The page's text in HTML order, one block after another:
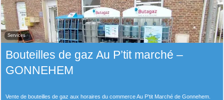
Services
Bouteilles de gaz Au P’tit marché –
GONNEHEM
Vente de bouteilles de gaz aux horaires du commerce Au P’tit Marché de Gonnehem.